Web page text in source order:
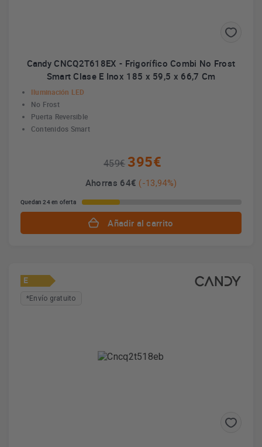
Candy CNCQ2T618EX - Frigorífico Combi No Frost
Smart Clase E Inox 185 x 59,5 x 66,7 Cm
Iluminación LED
No Frost
Puerta Reversible
Contenidos Smart
459€ 395€
Ahorras 64€ (-13,94%)
Quedan 24 en oferta
Añadir al carrito
E
*Envío gratuito